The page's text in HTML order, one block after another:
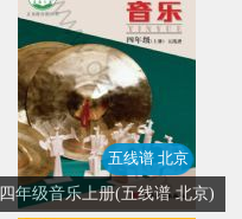
五线谱 北京
四年级音乐上册(五线谱 北京)